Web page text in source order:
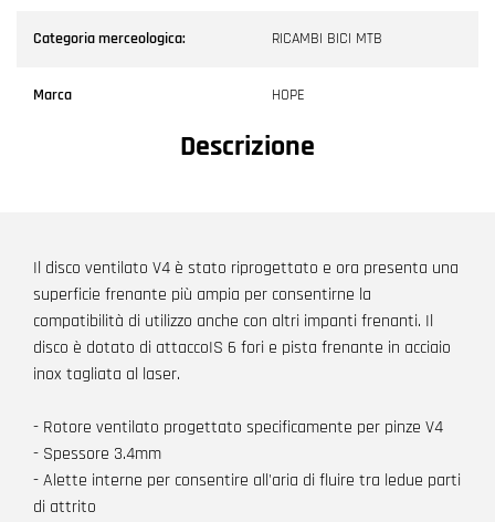
Categoria merceologica: RICAMBI BICI MTB
Marca HOPE
Descrizione
Il disco ventilato V4 è stato riprogettato e ora presenta una
superficie frenante più ampia per consentirne la
compatibilità di utilizzo anche con altri impanti frenanti. Il
disco è dotato di attaccoIS 6 fori e pista frenante in acciaio
inox tagliata al laser.
- Rotore ventilato progettato specificamente per pinze V4
- Spessore 3.4mm
- Alette interne per consentire all'aria di fluire tra ledue parti
di attrito